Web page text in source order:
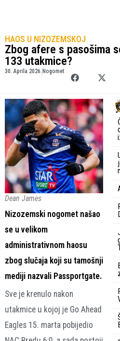
HAOS U NIZOZEMSKOJ
Zbog afere s pasošima
133 utakmice?
30. Aprila 2026. Nogomet
Dean James
Nizozemski nogomet našao
se u velikom
administrativnom haosu
zbog slučaja koji su tamošnji
mediji nazvali Passportgate.
Sve je krenulo nakon
utakmice u kojoj je Go Ahead
Eagles 15. marta pobijedio